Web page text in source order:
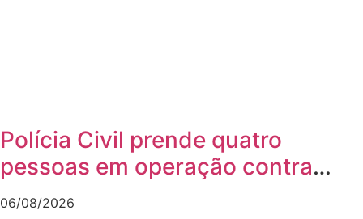
Polícia Civil prende quatro
pessoas em operação contra
tráfico de animais silvestres
06/08/2026